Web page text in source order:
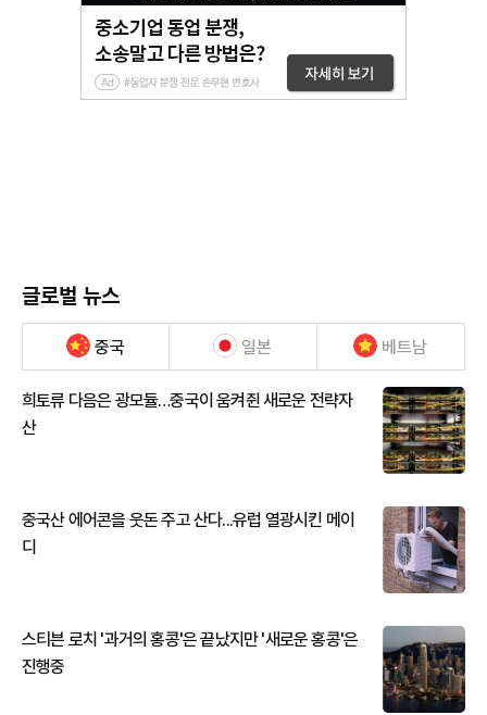
글로벌 뉴스
중국 일본 베트남
희토류 다음은 광모듈…중국이 움켜쥔 새로운 전략자
산
중국산 에어콘을 웃돈 주고 산다...유럽 열광시킨 메이
디
스티븐 로치 '과거의 홍콩'은 끝났지만 '새로운 홍콩'은
진행중